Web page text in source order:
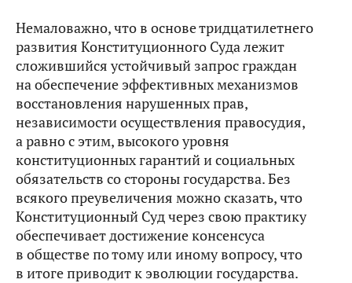
Немаловажно, что в основе тридцатилетнего
развития Конституционного Суда лежит
сложившийся устойчивый запрос граждан
на обеспечение эффективных механизмов
восстановления нарушенных прав,
независимости осуществления правосудия,
а равно с этим, высокого уровня
конституционных гарантий и социальных
обязательств со стороны государства. Без
всякого преувеличения можно сказать, что
Конституционный Суд через свою практику
обеспечивает достижение консенсуса
в обществе по тому или иному вопросу, что
в итоге приводит к эволюции государства.